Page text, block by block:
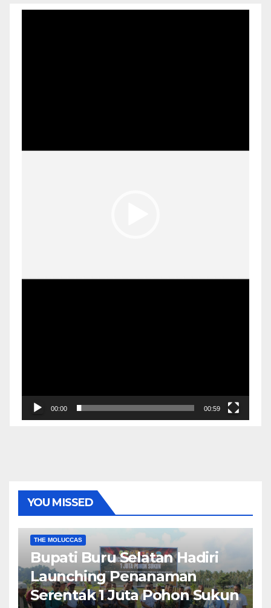
00:00 00:59
YOU MISSED
THE MOLUCCAS
Bupati Buru Selatan Hadiri
Launching Penanaman
Serentak 1 Juta Pohon Sukun